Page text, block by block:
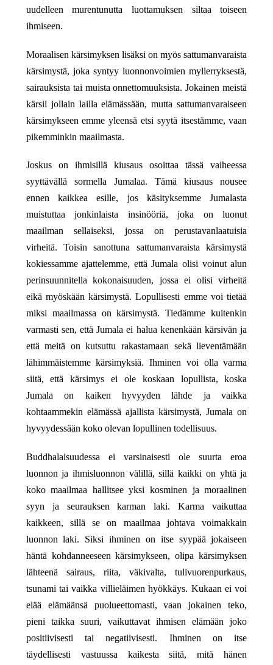
uudelleen murentunutta luottamuksen siltaa toiseen
ihmiseen.
Moraalisen kärsimyksen lisäksi on myös sattumanvaraista
kärsimystä, joka syntyy luonnonvoimien myllerryksestä,
sairauksista tai muista onnettomuuksista. Jokainen meistä
kärsii jollain lailla elämässään, mutta sattumanvaraiseen
kärsimykseen emme yleensä etsi syytä itsestämme, vaan
pikemminkin maailmasta.
Joskus on ihmisillä kiusaus osoittaa tässä vaiheessa
syyttävällä sormella Jumalaa. Tämä kiusaus nousee
ennen kaikkea esille, jos käsityksemme Jumalasta
muistuttaa jonkinlaista insinööriä, joka on luonut
maailman sellaiseksi, jossa on perustavanlaatuisia
virheitä. Toisin sanottuna sattumanvaraista kärsimystä
kokiessamme ajattelemme, että Jumala olisi voinut alun
perinsuunnitella kokonaisuuden, jossa ei olisi virheitä
eikä myöskään kärsimystä. Lopullisesti emme voi tietää
miksi maailmassa on kärsimystä. Tiedämme kuitenkin
varmasti sen, että Jumala ei halua kenenkään kärsivän ja
että meitä on kutsuttu rakastamaan sekä lieventämään
lähimmäistemme kärsimyksiä. Ihminen voi olla varma
siitä, että kärsimys ei ole koskaan lopullista, koska
Jumala on kaiken hyvyyden lähde ja vaikka
kohtaammekin elämässä ajallista kärsimystä, Jumala on
hyvyydessään koko olevan lopullinen todellisuus.
Buddhalaisuudessa ei varsinaisesti ole suurta eroa
luonnon ja ihmisluonnon välillä, sillä kaikki on yhtä ja
koko maailmaa hallitsee yksi kosminen ja moraalinen
syyn ja seurauksen karman laki. Karma vaikuttaa
kaikkeen, sillä se on maailmaa johtava voimakkain
luonnon laki. Siksi ihminen on itse syypää jokaiseen
häntä kohdanneeseen kärsimykseen, olipa kärsimyksen
lähteenä sairaus, riita, väkivalta, tulivuorenpurkaus,
tsunami tai vaikka villieläimen hyökkäys. Kukaan ei voi
elää elämäänsä puolueettomasti, vaan jokainen teko,
pieni taikka suuri, vaikuttavat ihmisen elämään joko
positiivisesti tai negatiivisesti. Ihminen on itse
täydellisesti vastuussa kaikesta siitä, mitä hänen